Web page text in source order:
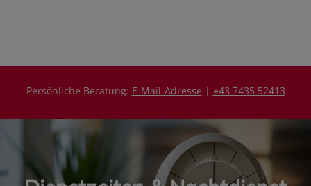
Persönliche Beratung: E-Mail-Adresse | +43 7435 52413